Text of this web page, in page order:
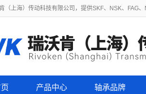
（上海）传动科技有限公司，提供SKF、NSK、FAG
产品中心 轴承品牌